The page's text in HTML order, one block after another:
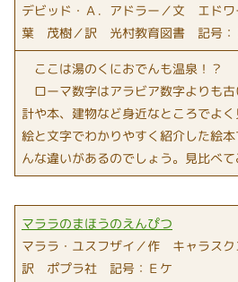
デビッド・Ａ．アドラー／文 エド
葉 茂樹／訳 光村教育図書 記号：
ここは湯のくにおでんも温泉！？
ローマ数字はアラビア数字よりも
計や本、建物など身近なところでよく
絵と文字でわかりやすく紹介した絵
んな違いがあるのでしょう。見比べて
マララのまほうのえんぴつ
マララ・ユスフザイ／作 キャラス
訳 ポプラ社 記号：Ｅケ